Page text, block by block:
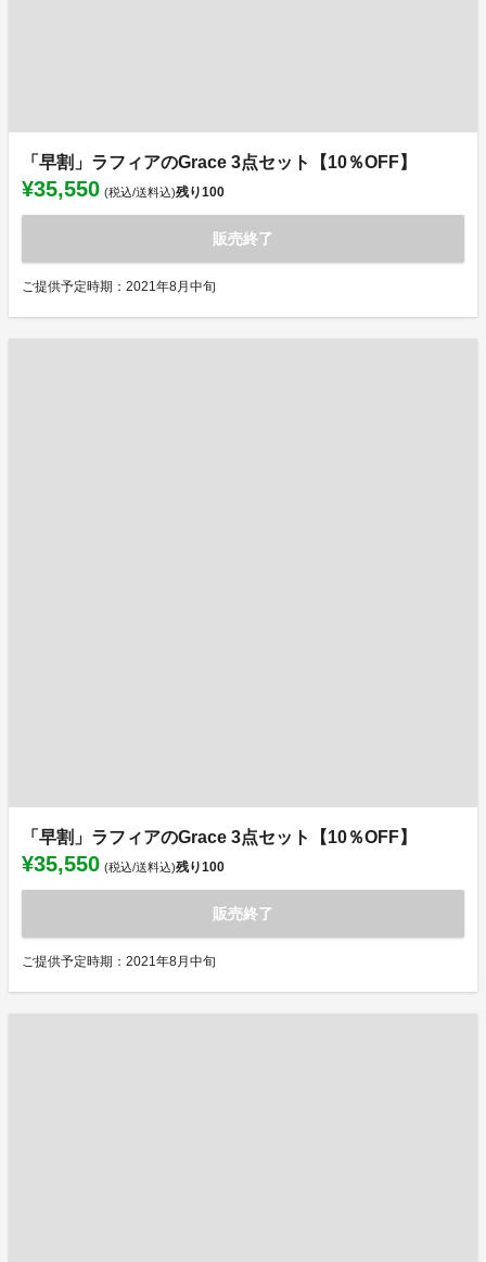
「早割」ラフィアのGrace 3点セット【10％OFF】
¥35,550 (税込/送料込)残り100
販売終了
ご提供予定時期：2021年8月中旬
「早割」ラフィアのGrace 3点セット【10％OFF】
¥35,550 (税込/送料込)残り100
販売終了
ご提供予定時期：2021年8月中旬